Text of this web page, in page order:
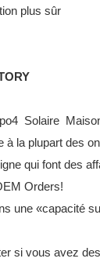
plus sûr
Solaire
à la plupart des
qui font des
Orders!
une «capacité
si vous avez